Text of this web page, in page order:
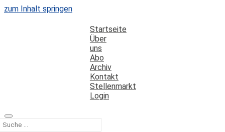
zum Inhalt springen
Startseite
Über
uns
Abo
Archiv
Kontakt
Stellenmarkt
Login
Kategorie